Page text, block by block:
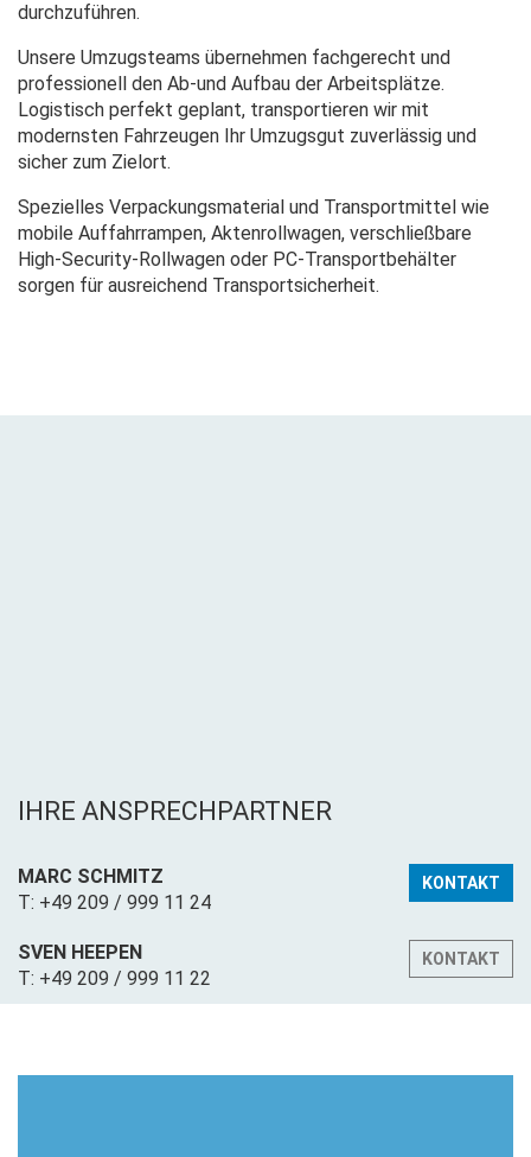
durchzuführen.
Unsere Umzugsteams übernehmen fachgerecht und
professionell den Ab-und Aufbau der Arbeitsplätze.
Logistisch perfekt geplant, transportieren wir mit
modernsten Fahrzeugen Ihr Umzugsgut zuverlässig und
sicher zum Zielort.
Spezielles Verpackungsmaterial und Transportmittel wie
mobile Auffahrrampen, Aktenrollwagen, verschließbare
High-Security-Rollwagen oder PC-Transportbehälter
sorgen für ausreichend Transportsicherheit.
IHRE ANSPRECHPARTNER
MARC SCHMITZ
T: +49 209 / 999 11 24
KONTAKT
SVEN HEEPEN
T: +49 209 / 999 11 22
KONTAKT